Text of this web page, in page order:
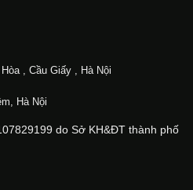
, Cầu Giấy , Hà Nội
Hà Nội
do Sở KH&ĐT thành phố